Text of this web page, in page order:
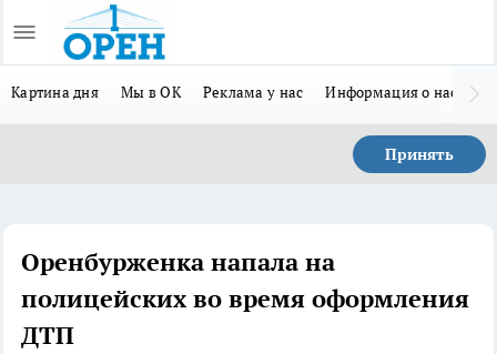
Картина дня Мы в ОК Реклама у нас Информация о нас
Принять
Оренбурженка напала на
полицейских во время оформления
ДТП